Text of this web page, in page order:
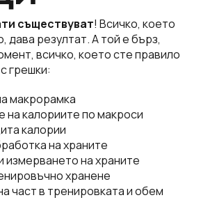
съществуват! Всичко, което
дава резултат. А той е бърз,
всичко, което сте правило
грешки:
макрорамка
на калориите по макроси
калории
на храните
измерването на храните
хранене
част в тренировката и обем